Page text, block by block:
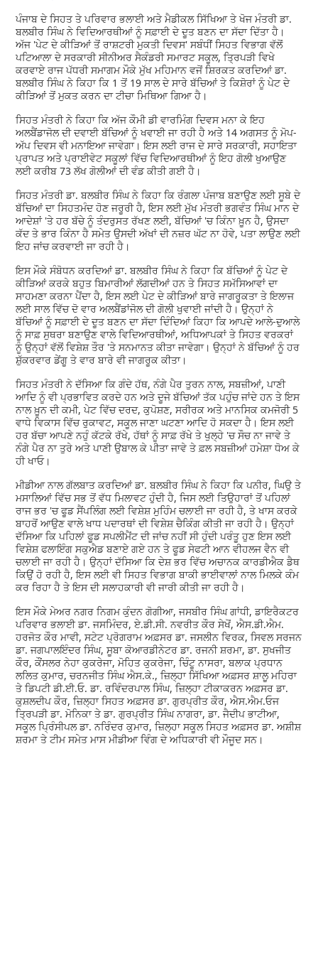
ਪੰਜਾਬ ਦੇ ਸਿਹਤ ਤੇ ਪਰਿਵਾਰ ਭਲਾਈ ਅਤੇ ਮੈਡੀਕਲ ਸਿੱਖਿਆ ਤੇ ਖੋਜ ਮੰਤਰੀ ਡਾ.
ਬਲਬੀਰ ਸਿੰਘ ਨੇ ਵਿਦਿਆਰਥੀਆਂ ਨੂੰ ਸਫ਼ਾਈ ਦੇ ਦੂਤ ਬਣਨ ਦਾ ਸੱਦਾ ਦਿੱਤਾ ਹੈ।
ਅੱਜ 'ਪੇਟ ਦੇ ਕੀੜਿਆਂ ਤੋਂ ਰਾਸ਼ਟਰੀ ਮੁਕਤੀ ਦਿਵਸ' ਸਬੰਧੀਂ ਸਿਹਤ ਵਿਭਾਗ ਵੱਲੋਂ
ਪਟਿਆਲਾ ਦੇ ਸਰਕਾਰੀ ਸੀਨੀਅਰ ਸੈਕੰਡਰੀ ਸਮਾਰਟ ਸਕੂਲ, ਤ੍ਰਿਪੜੀ ਵਿਖੇ
ਕਰਵਾਏ ਰਾਜ ਪੱਧਰੀ ਸਮਾਗਮ ਮੌਕੇ ਮੁੱਖ ਮਹਿਮਾਨ ਵਜੋਂ ਸ਼ਿਰਕਤ ਕਰਦਿਆਂ ਡਾ.
ਬਲਬੀਰ ਸਿੰਘ ਨੇ ਕਿਹਾ ਕਿ 1 ਤੋਂ 19 ਸਾਲ ਦੇ ਸਾਰੇ ਬੱਚਿਆਂ ਤੇ ਕਿਸ਼ੋਰਾਂ ਨੂੰ ਪੇਟ ਦੇ
ਕੀੜਿਆਂ ਤੋਂ ਮੁਕਤ ਕਰਨ ਦਾ ਟੀਚਾ ਮਿਥਿਆ ਗਿਆ ਹੈ।
ਸਿਹਤ ਮੰਤਰੀ ਨੇ ਕਿਹਾ ਕਿ ਅੱਜ ਕੌਮੀ ਡੀ ਵਾਰਮਿੰਗ ਦਿਵਸ ਮਨਾ ਕੇ ਇਹ
ਅਲਬੈਂਡਾਜੋਲ ਦੀ ਦਵਾਈ ਬੱਚਿਆਂ ਨੂੰ ਖਵਾਈ ਜਾ ਰਹੀ ਹੈ ਅਤੇ 14 ਅਗਸਤ ਨੂੰ ਮੋਪ-
ਅੱਪ ਦਿਵਸ ਵੀ ਮਨਾਇਆ ਜਾਵੇਗਾ। ਇਸ ਲਈ ਰਾਜ ਦੇ ਸਾਰੇ ਸਰਕਾਰੀ, ਸਹਾਇਤਾ
ਪ੍ਰਾਪਤ ਅਤੇ ਪ੍ਰਾਈਵੇਟ ਸਕੂਲਾਂ ਵਿੱਚ ਵਿਦਿਆਰਥੀਆਂ ਨੂੰ ਇਹ ਗੋਲੀ ਖੁਆਉਣ
ਲਈ ਕਰੀਬ 73 ਲੱਖ ਗੋਲੀਆਂ ਦੀ ਵੰਡ ਕੀਤੀ ਗਈ ਹੈ।
ਸਿਹਤ ਮੰਤਰੀ ਡਾ. ਬਲਬੀਰ ਸਿੰਘ ਨੇ ਕਿਹਾ ਕਿ ਰੰਗਲਾ ਪੰਜਾਬ ਬਣਾਉਣ ਲਈ ਸੂਬੇ ਦੇ
ਬੱਚਿਆਂ ਦਾ ਸਿਹਤਮੰਦ ਹੋਣ ਜਰੂਰੀ ਹੈ, ਇਸ ਲਈ ਮੁੱਖ ਮੰਤਰੀ ਭਗਵੰਤ ਸਿੰਘ ਮਾਨ ਦੇ
ਆਦੇਸ਼ਾਂ 'ਤੇ ਹਰ ਬੱਚੇ ਨੂੰ ਤੰਦਰੁਸਤ ਰੱਖਣ ਲਈ, ਬੱਚਿਆਂ 'ਚ ਕਿੰਨਾ ਖ਼ੂਨ ਹੈ, ਉਸਦਾ
ਕੱਦ ਤੇ ਭਾਰ ਕਿੰਨਾ ਹੈ ਸਮੇਤ ਉਸਦੀ ਅੱਖਾਂ ਦੀ ਨਜ਼ਰ ਘੱਟ ਨਾ ਹੋਵੇ, ਪਤਾ ਲਾਉਣ ਲਈ
ਇਹ ਜਾਂਚ ਕਰਵਾਈ ਜਾ ਰਹੀ ਹੈ।
ਇਸ ਮੌਕੇ ਸੰਬੋਧਨ ਕਰਦਿਆਂ ਡਾ. ਬਲਬੀਰ ਸਿੰਘ ਨੇ ਕਿਹਾ ਕਿ ਬੱਚਿਆਂ ਨੂੰ ਪੇਟ ਦੇ
ਕੀੜਿਆਂ ਕਰਕੇ ਬਹੁਤ ਬਿਮਾਰੀਆਂ ਲੱਗਦੀਆਂ ਹਨ ਤੇ ਸਿਹਤ ਸਮੱਸਿਆਵਾਂ ਦਾ
ਸਾਹਮਣਾ ਕਰਨਾ ਪੈਂਦਾ ਹੈ, ਇਸ ਲਈ ਪੇਟ ਦੇ ਕੀੜਿਆਂ ਬਾਰੇ ਜਾਗਰੂਕਤਾ ਤੇ ਇਲਾਜ
ਲਈ ਸਾਲ ਵਿੱਚ ਦੋ ਵਾਰ ਅਲਬੈਂਡਾਂਜੋਲ ਦੀ ਗੋਲੀ ਖੁਵਾਈ ਜਾਂਦੀ ਹੈ। ਉਨ੍ਹਾਂ ਨੇ
ਬੱਚਿਆਂ ਨੂੰ ਸਫ਼ਾਈ ਦੇ ਦੂਤ ਬਣਨ ਦਾ ਸੱਦਾ ਦਿੰਦਿਆਂ ਕਿਹਾ ਕਿ ਆਪਦੇ ਆਲੇ-ਦੁਆਲੇ
ਨੂੰ ਸਾਫ਼ ਸੁਥਰਾ ਬਣਾਉਣ ਵਾਲੇ ਵਿਦਿਆਰਥੀਆਂ, ਅਧਿਆਪਕਾਂ ਤੇ ਸਿਹਤ ਵਰਕਰਾਂ
ਨੂੰ ਉਨ੍ਹਾਂ ਵੱਲੋਂ ਵਿਸ਼ੇਸ਼ ਤੌਰ 'ਤੇ ਸਨਮਾਨਤ ਕੀਤਾ ਜਾਵੇਗਾ। ਉਨ੍ਹਾਂ ਨੇ ਬੱਚਿਆਂ ਨੂੰ ਹਰ
ਸ਼ੁੱਕਰਵਾਰ ਡੇਂਗੂ ਤੇ ਵਾਰ ਬਾਰੇ ਵੀ ਜਾਗਰੂਕ ਕੀਤਾ।
ਸਿਹਤ ਮੰਤਰੀ ਨੇ ਦੱਸਿਆ ਕਿ ਗੰਦੇ ਹੱਥ, ਨੰਗੇ ਪੈਰ ਤੁਰਨ ਨਾਲ, ਸਬਜ਼ੀਆਂ, ਪਾਣੀ
ਆਦਿ ਨੂੰ ਵੀ ਪ੍ਰਭਾਵਿਤ ਕਰਦੇ ਹਨ ਅਤੇ ਦੂਜੇ ਬੱਚਿਆਂ ਤੱਕ ਪਹੁੰਚ ਜਾਂਦੇ ਹਨ ਤੇ ਇਸ
ਨਾਲ ਖ਼ੂਨ ਦੀ ਕਮੀ, ਪੇਟ ਵਿੱਚ ਦਰਦ, ਕੁਪੋਸ਼ਣ, ਸਰੀਰਕ ਅਤੇ ਮਾਨਸਿਕ ਕਮਜੋਰੀ 5
ਵਾਧੇ ਵਿਕਾਸ ਵਿੱਚ ਰੁਕਾਵਟ, ਸਕੂਲ ਜਾਣਾ ਘਟਣਾ ਆਦਿ ਹੋ ਸਕਦਾ ਹੈ। ਇਸ ਲਈ
ਹਰ ਬੱਚਾ ਆਪਣੇ ਨਹੁੰ ਕੱਟਕੇ ਰੱਖੇ, ਹੱਥਾਂ ਨੂੰ ਸਾਫ਼ ਰੱਖੇ ਤੇ ਖੁਲ੍ਹੇ 'ਚ ਸੌਚ ਨਾ ਜਾਵੇ ਤੇ
ਨੰਗੇ ਪੈਰ ਨਾ ਤੁਰੇ ਅਤੇ ਪਾਣੀ ਉਬਾਲ ਕੇ ਪੀਤਾ ਜਾਵੇ ਤੇ ਫ਼ਲ ਸਬਜ਼ੀਆਂ ਹਮੇਸ਼ਾ ਧੋਅ ਕੇ
ਹੀ ਖਾਓ।
ਮੀਡੀਆ ਨਾਲ ਗੱਲਬਾਤ ਕਰਦਿਆਂ ਡਾ. ਬਲਬੀਰ ਸਿੰਘ ਨੇ ਕਿਹਾ ਕਿ ਪਨੀਰ, ਘਿਉ ਤੇ
ਮਸਾਲਿਆਂ ਵਿੱਚ ਸਭ ਤੋਂ ਵੱਧ ਮਿਲਾਵਟ ਹੁੰਦੀ ਹੈ, ਜਿਸ ਲਈ ਤਿਉਹਾਰਾਂ ਤੋਂ ਪਹਿਲਾਂ
ਰਾਜ ਭਰ 'ਚ ਫੂਡ ਸੈਂਪਲਿੰਗ ਲਈ ਵਿਸ਼ੇਸ਼ ਮੁਹਿੰਮ ਚਲਾਈ ਜਾ ਰਹੀ ਹੈ, ਤੇ ਖਾਸ ਕਰਕੇ
ਬਾਹਰੋਂ ਆਉਣ ਵਾਲੇ ਖਾਧ ਪਦਾਰਥਾਂ ਦੀ ਵਿਸ਼ੇਸ਼ ਚੈਕਿੰਗ ਕੀਤੀ ਜਾ ਰਹੀ ਹੈ। ਉਨ੍ਹਾਂ
ਦੱਸਿਆ ਕਿ ਪਹਿਲਾਂ ਫੂਡ ਸਪਲੀਮੈਂਟ ਦੀ ਜਾਂਚ ਨਹੀਂ ਸੀ ਹੁੰਦੀ ਪਰੰਤੂ ਹੁਣ ਇਸ ਲਈ
ਵਿਸ਼ੇਸ਼ ਫਲਾਇੰਗ ਸਕੁਐਡ ਬਣਾਏ ਗਏ ਹਨ ਤੇ ਫੂਡ ਸੇਫਟੀ ਆਨ ਵੀਹਲਜ ਵੈਨ ਵੀ
ਚਲਾਈ ਜਾ ਰਹੀ ਹੈ। ਉਨ੍ਹਾਂ ਦੱਸਿਆ ਕਿ ਦੇਸ਼ ਭਰ ਵਿੱਚ ਅਚਾਨਕ ਕਾਰਡੀਐਕ ਡੈਥ
ਕਿਉਂ ਹੋ ਰਹੀ ਹੈ, ਇਸ ਲਈ ਵੀ ਸਿਹਤ ਵਿਭਾਗ ਬਾਕੀ ਭਾਈਵਾਲਾਂ ਨਾਲ ਮਿਲਕੇ ਕੰਮ
ਕਰ ਰਿਹਾ ਹੈ ਤੇ ਇਸ ਦੀ ਸਲਾਹਕਾਰੀ ਵੀ ਜਾਰੀ ਕੀਤੀ ਜਾ ਰਹੀ ਹੈ।
ਇਸ ਮੌਕੇ ਮੇਅਰ ਨਗਰ ਨਿਗਮ ਕੁੰਦਨ ਗੋਗੀਆ, ਜਸਬੀਰ ਸਿੰਘ ਗਾਂਧੀ, ਡਾਇਰੈਕਟਰ
ਪਰਿਵਾਰ ਭਲਾਈ ਡਾ. ਜਸਮਿੰਦਰ, ਏ.ਡੀ.ਸੀ. ਨਵਰੀਤ ਕੌਰ ਸੇਖੋਂ, ਐਸ.ਡੀ.ਐਮ.
ਹਰਜੋਤ ਕੌਰ ਮਾਵੀ, ਸਟੇਟ ਪ੍ਰੋਗਰਾਮ ਅਫ਼ਸਰ ਡਾ. ਜਸਲੀਨ ਵਿਰਕ, ਸਿਵਲ ਸਰਜਨ
ਡਾ. ਜਗਪਾਲਇੰਦਰ ਸਿੰਘ, ਸੂਬਾ ਕੋਆਰਡੀਨੇਟਰ ਡਾ. ਰਜਨੀ ਸ਼ਰਮਾ, ਡਾ. ਸੁਖਜੀਤ
ਕੌਰ, ਕੌਂਸਲਰ ਨੇਹਾ ਕੁਕਰੇਜਾ, ਮੋਹਿਤ ਕੁਕਰੇਜਾ, ਚਿੰਟੂ ਨਾਸਰਾ, ਬਲਾਕ ਪ੍ਰਧਾਨ
ਲਲਿਤ ਕੁਮਾਰ, ਚਰਨਜੀਤ ਸਿੰਘ ਐਸ.ਕੇ., ਜ਼ਿਲ੍ਹਾ ਸਿੱਖਿਆ ਅਫ਼ਸਰ ਸ਼ਾਲੂ ਮਹਿਰਾ
ਤੇ ਡਿਪਟੀ ਡੀ.ਈ.ਓ. ਡਾ. ਰਵਿੰਦਰਪਾਲ ਸਿੰਘ, ਜ਼ਿਲ੍ਹਾ ਟੀਕਾਕਰਨ ਅਫ਼ਸਰ ਡਾ.
ਕੁਸ਼ਲਦੀਪ ਕੌਰ, ਜ਼ਿਲ੍ਹਾ ਸਿਹਤ ਅਫ਼ਸਰ ਡਾ. ਗੁਰਪ੍ਰੀਤ ਕੌਰ, ਐਸ.ਐਮ.ਓਜ
ਤ੍ਰਿਪੜੀ ਡਾ. ਮੋਨਿਕਾ ਤੇ ਡਾ. ਗੁਰਪ੍ਰੀਤ ਸਿੰਘ ਨਾਗਰਾ, ਡਾ. ਜੈਦੀਪ ਭਾਟੀਆ,
ਸਕੂਲ ਪ੍ਰਿੰਸੀਪਲ ਡਾ. ਨਰਿੰਦਰ ਕੁਮਾਰ, ਜ਼ਿਲ੍ਹਾ ਸਕੂਲ ਸਿਹਤ ਅਫ਼ਸਰ ਡਾ. ਅਸ਼ੀਸ਼
ਸ਼ਰਮਾ ਤੇ ਟੀਮ ਸਮੇਤ ਮਾਸ ਮੀਡੀਆ ਵਿੰਗ ਦੇ ਅਧਿਕਾਰੀ ਵੀ ਮੌਜੂਦ ਸਨ।